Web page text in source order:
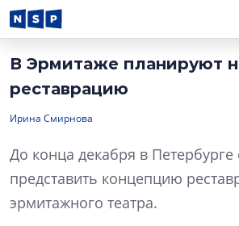
В Эрмитаже планируют
реставрацию
Ирина Смирнова
До конца декабря в
представить концепцию
эрмитажного театра.